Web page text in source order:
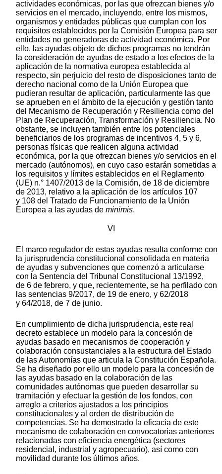
actividades económicas, por las que ofrezcan bienes y/o
servicios en el mercado, incluyendo, entre los mismos,
organismos y entidades públicas que cumplan con los
requisitos establecidos por la Comisión Europea para ser
entidades no generadoras de actividad económica. Por
ello, las ayudas objeto de dichos programas no tendrán
la consideración de ayudas de estado a los efectos de la
aplicación de la normativa europea establecida al
respecto, sin perjuicio del resto de disposiciones tanto de
derecho nacional como de la Unión Europea que
pudieran resultar de aplicación, particularmente las que
se aprueben en el ámbito de la ejecución y gestión tanto
del Mecanismo de Recuperación y Resiliencia como del
Plan de Recuperación, Transformación y Resiliencia. No
obstante, se incluyen también entre los potenciales
beneficiarios de los programas de incentivos 4, 5 y 6,
personas físicas que realicen alguna actividad
económica, por la que ofrezcan bienes y/o servicios en el
mercado (autónomos), en cuyo caso estarán sometidas a
los requisitos y límites establecidos en el Reglamento
(UE) n.° 1407/2013 de la Comisión, de 18 de diciembre
de 2013, relativo a la aplicación de los artículos 107
y 108 del Tratado de Funcionamiento de la Unión
Europea a las ayudas de minimis.
VI
El marco regulador de estas ayudas resulta conforme con
la jurisprudencia constitucional consolidada en materia
de ayudas y subvenciones que comenzó a articularse
con la Sentencia del Tribunal Constitucional 13/1992,
de 6 de febrero, y que, recientemente, se ha perfilado con
las sentencias 9/2017, de 19 de enero, y 62/2018
y 64/2018, de 7 de junio.
En cumplimiento de dicha jurisprudencia, este real
decreto establece un modelo para la concesión de
ayudas basado en mecanismos de cooperación y
colaboración consustanciales a la estructura del Estado
de las Autonomías que articula la Constitución Española.
Se ha diseñado por ello un modelo para la concesión de
las ayudas basado en la colaboración de las
comunidades autónomas que pueden desarrollar su
tramitación y efectuar la gestión de los fondos, con
arreglo a criterios ajustados a los principios
constitucionales y al orden de distribución de
competencias. Se ha demostrado la eficacia de este
mecanismo de colaboración en convocatorias anteriores
relacionadas con eficiencia energética (sectores
residencial, industrial y agropecuario), así como con
movilidad durante los últimos años.